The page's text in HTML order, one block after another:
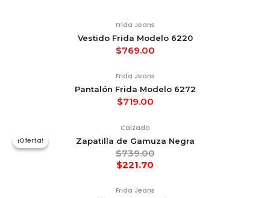
Frida Jeans
Vestido Frida Modelo 6220
$769.00
Frida Jeans
Pantalón Frida Modelo 6272
$719.00
¡Oferta!
¡Oferta!
Calzado
Zapatilla de Gamuza Negra
$739.00
$221.70
Frida Jeans